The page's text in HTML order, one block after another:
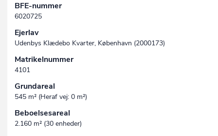
BFE-nummer
6020725
Ejerlav
Udenbys Klædebo Kvarter, København (2000173)
Matrikelnummer
4101
Grundareal
545 m² (Heraf vej: 0 m²)
Beboelsesareal
2.160 m² (30 enheder)